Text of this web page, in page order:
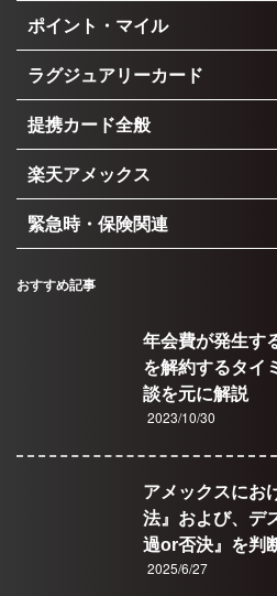
ポイント・マイル
ラグジュアリーカード
提携カード全般
楽天アメックス
緊急時・保険関連
おすすめ記事
年会費が発生す
を解約するタイ
談を元に解説
2023/10/30
アメックスにお
法』および、デ
過or否決』を判
2025/6/27